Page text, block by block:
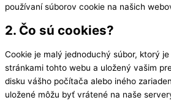
používaní súborov cookie na našich
2. Čo sú cookies?
Cookie je malý jednoduchý súbor, ktorý
stránkami tohto webu a uložený vašim
disku vášho počítača alebo iného
uložené môžu byť vrátené na naše